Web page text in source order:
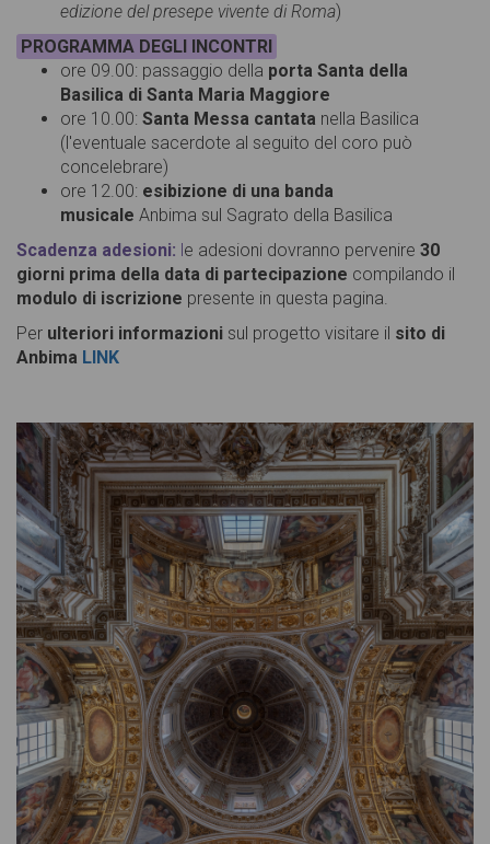
edizione del presepe vivente di Roma)
PROGRAMMA DEGLI INCONTRI
ore 09.00: passaggio della porta Santa della
Basilica di Santa Maria Maggiore
ore 10.00: Santa Messa cantata nella Basilica
(l'eventuale sacerdote al seguito del coro può
concelebrare)
ore 12.00: esibizione di una banda
musicale Anbima sul Sagrato della Basilica
Scadenza adesioni: le adesioni dovranno pervenire 30
giorni prima della data di partecipazione compilando il
modulo di iscrizione presente in questa pagina.
Per ulteriori informazioni sul progetto visitare il sito di
Anbima LINK